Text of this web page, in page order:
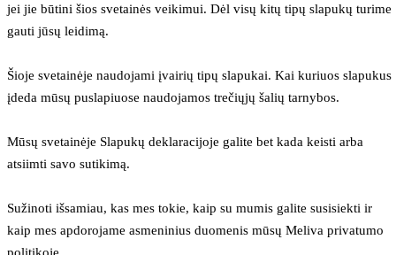
jei jie būtini šios svetainės veikimui. Dėl visų kitų tipų slapukų turime
gauti jūsų leidimą.
Šioje svetainėje naudojami įvairių tipų slapukai. Kai kuriuos slapukus
įdeda mūsų puslapiuose naudojamos trečiųjų šalių tarnybos.
Mūsų svetainėje Slapukų deklaracijoje galite bet kada keisti arba
atsiimti savo sutikimą.
Sužinoti išsamiau, kas mes tokie, kaip su mumis galite susisiekti ir
kaip mes apdorojame asmeninius duomenis mūsų Meliva privatumo
politikoje